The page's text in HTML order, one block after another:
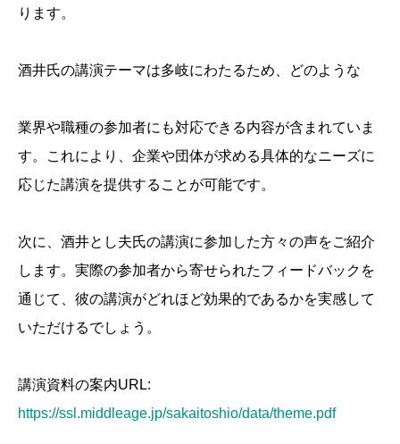
ります。
酒井氏の講演テーマは多岐にわたるため、どのような
業界や職種の参加者にも対応できる内容が含まれていま
す。これにより、企業や団体が求める具体的なニーズに
応じた講演を提供することが可能です。
次に、酒井とし夫氏の講演に参加した方々の声をご紹介
します。実際の参加者から寄せられたフィードバックを
通じて、彼の講演がどれほど効果的であるかを実感して
いただけるでしょう。
講演資料の案内URL:
https://ssl.middleage.jp/sakaitoshio/data/theme.pdf